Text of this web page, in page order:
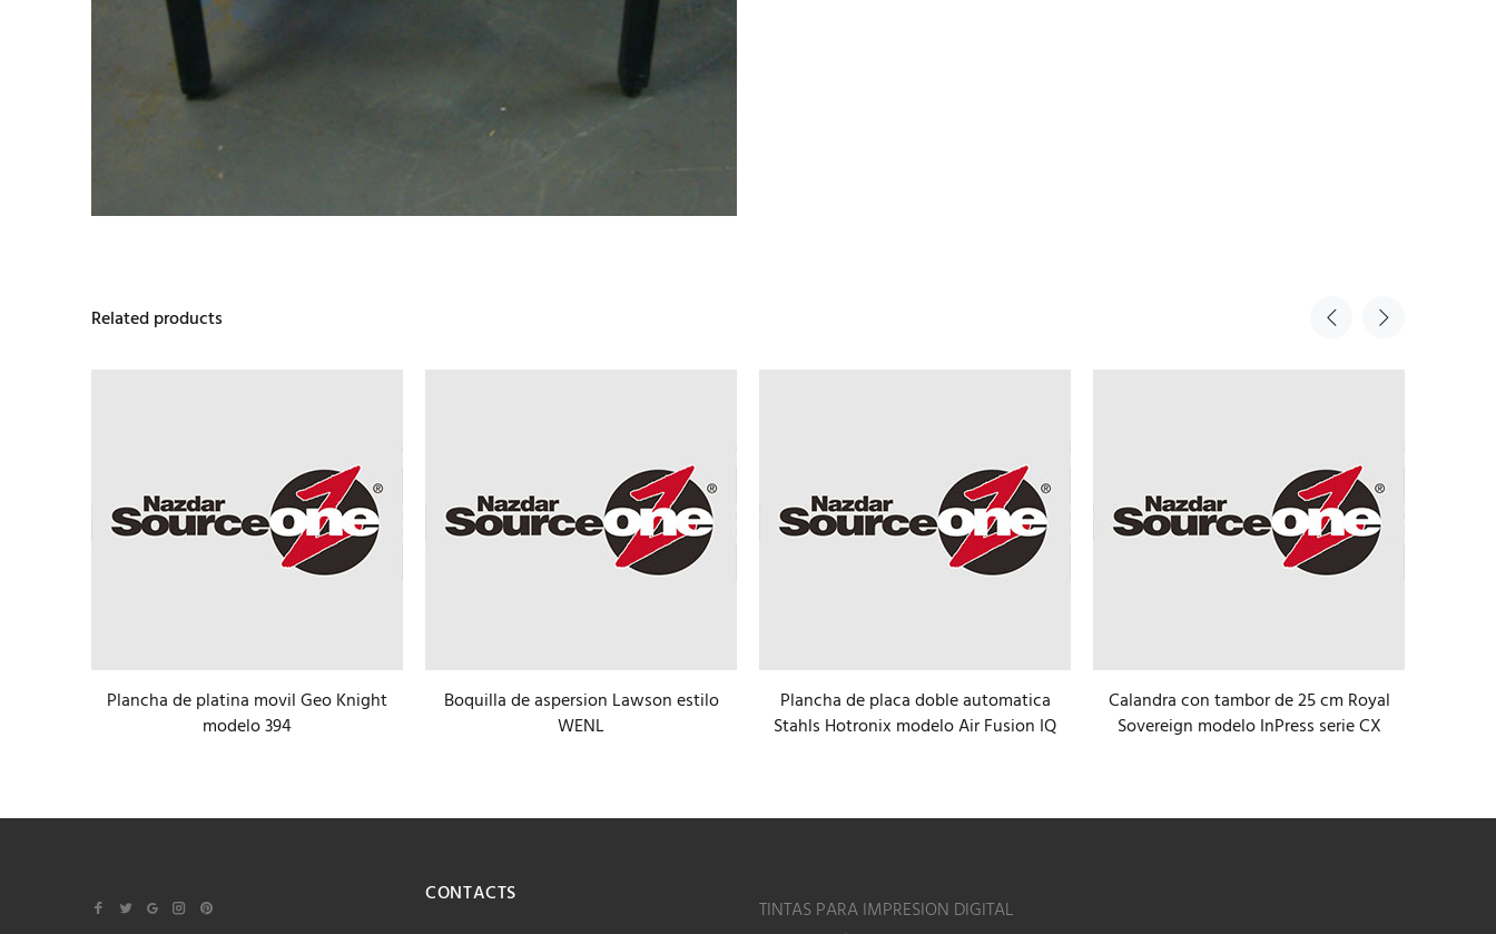
Related products
Plancha de platina movil Geo Knight
modelo 394
Boquilla de aspersion Lawson estilo
WENL
Plancha de placa doble automatica
Stahls Hotronix modelo Air Fusion IQ
Calandra con tambor de 25 cm Royal
Sovereign modelo InPress serie CX
CONTACTS
TINTAS PARA IMPRESION DIGITAL